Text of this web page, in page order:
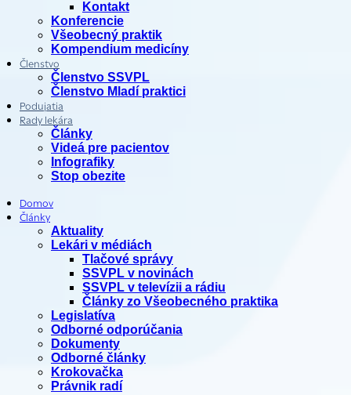
Kontakt
Konferencie
Všeobecný praktik
Kompendium medicíny
Členstvo
Členstvo SSVPL
Členstvo Mladí praktici
Podujatia
Rady lekára
Články
Videá pre pacientov
Infografiky
Stop obezite
Domov
Články
Aktuality
Lekári v médiách
Tlačové správy
SSVPL v novinách
SSVPL v televízii a rádiu
Články zo Všeobecného praktika
Legislatíva
Odborné odporúčania
Dokumenty
Odborné články
Krokovačka
Právnik radí